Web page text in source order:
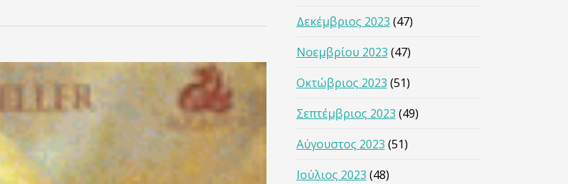
Δεκέμβριος 2023 (47)
Νοεμβρίου 2023 (47)
Οκτώβριος 2023 (51)
Σεπτέμβριος 2023 (49)
Αύγουστος 2023 (51)
Ιούλιος 2023 (48)